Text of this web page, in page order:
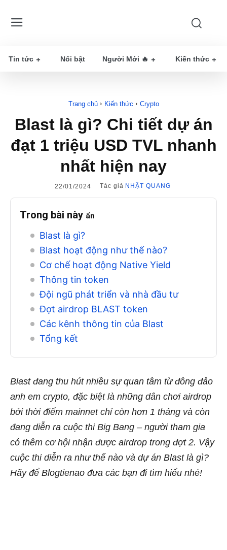
Tin tức Nổi bật Người Mới 🔥 Kiến thức
Trang chủ Kiến thức Crypto
Blast là gì? Chi tiết dự án
đạt 1 triệu USD TVL nhanh
nhất hiện nay
22/01/2024 Tác giả NHẬT QUANG
Trong bài này ẩn
Blast là gì?
Blast hoạt động như thế nào?
Cơ chế hoạt động Native Yield
Thông tin token
Đội ngũ phát triển và nhà đầu tư
Đợt airdrop BLAST token
Các kênh thông tin của Blast
Tổng kết
Blast đang thu hút nhiều sự quan tâm từ đông đảo
anh em crypto, đặc biệt là những dân chơi airdrop
bởi thời điểm mainnet chỉ còn hơn 1 tháng và còn
đang diễn ra cuộc thi Big Bang – người tham gia
có thêm cơ hội nhận được airdrop trong đợt 2. Vậy
cuộc thi diễn ra như thế nào và dự án Blast là gì?
Hãy để Blogtienao đưa các bạn đi tìm hiểu nhé!